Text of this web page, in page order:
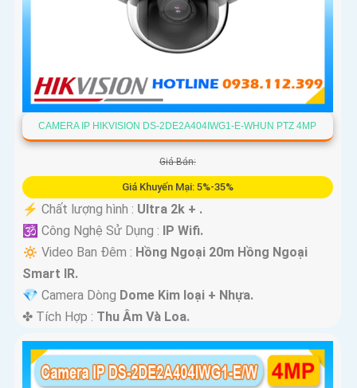
CAMERA IP HIKVISION DS-2DE2A404IWG1-E-WHUN PTZ 4MP
Giá Bán:
Giá Khuyến Mại: 5%-35%
️⚡ Chất lượng hình : Ultra 2k + .
🕉️ Công Nghệ Sử Dụng : IP Wifi.
🔅 Video Ban Đêm : Hồng Ngoại 20m Hồng Ngoại
Smart IR.
💎 Camera Dòng Dome Kim loại + Nhựa.
️✤ Tích Hợp : Thu Âm Và Loa.